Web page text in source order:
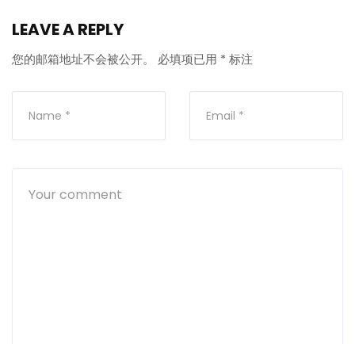
LEAVE A REPLY
您的邮箱地址不会被公开。 必填项已用 * 标注